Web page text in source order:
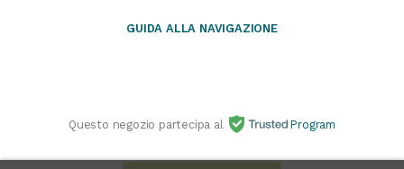
GUIDA ALLA NAVIGAZIONE
Questo negozio partecipa al Program